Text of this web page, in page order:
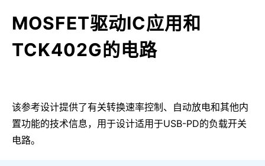
MOSFET驱动IC应用和
TCK402G的电路
该参考设计提供了有关转换速率控制、自动放电和其他内
置功能的技术信息，用于设计适用于USB-PD的负载开关
电路。